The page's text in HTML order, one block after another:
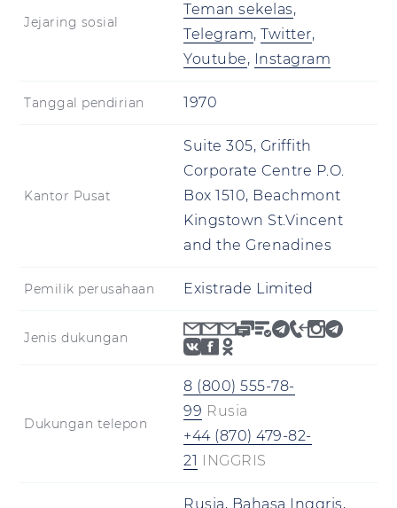
Jejaring sosial
Teman sekelas,
Telegram, Twitter,
Youtube, Instagram
Tanggal pendirian 1970
Kantor Pusat
Suite 305, Griffith
Corporate Centre P.O.
Box 1510, Beachmont
Kingstown St.Vincent
and the Grenadines
Pemilik perusahaan Existrade Limited
Jenis dukungan
Dukungan telepon
8 (800) 555-78-
99 Rusia
+44 (870) 479-82-
21
INGGRIS
Rusia, Bahasa Inggris,